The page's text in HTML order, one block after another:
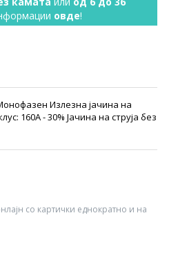
овде!
Излезна јачина на
160A - 30% Јачина на струја без
со картички еднократно и на